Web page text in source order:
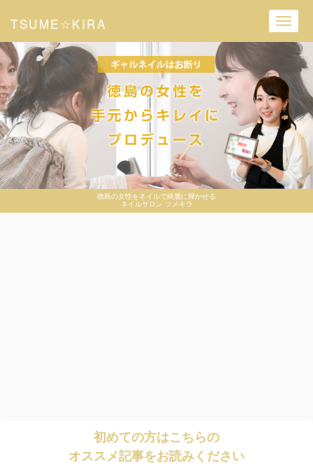
徳島の女性をネイルで綺麗に輝かせる
ネイルサロン ツメキラ
TSUME☆KIRA
初めての方はこちらの
オススメ記事をお読みください